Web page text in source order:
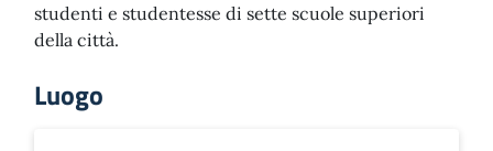
studenti e studentesse di sette scuole superiori
della città.
Luogo